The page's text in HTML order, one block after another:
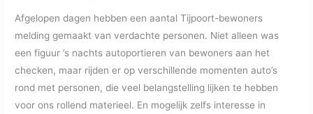
Afgelopen dagen hebben een aantal Tijpoort-bewoners
melding gemaakt van verdachte personen. Niet alleen was
een figuur ’s nachts autoportieren van bewoners aan het
checken, maar rijden er op verschillende momenten auto’s
rond met personen, die veel belangstelling lijken te hebben
voor ons rollend materieel. En mogelijk zelfs interesse in